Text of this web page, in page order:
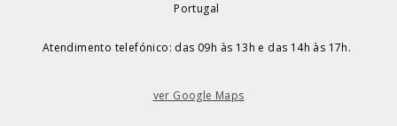
Portugal
Atendimento telefónico: das 09h às 13h e das 14h às 17h.
ver Google Maps